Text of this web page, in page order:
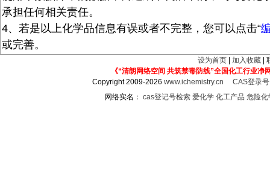
承担任何相关责任。
4、若是以上化学品信息有误或者不完整，您可以点击“
或完善。
设为首页 加入收藏
《“清朗网络空间 共筑禁毒防线”全国化工行业净
Copyright 2009-2026www.ichemistry.cn
CAS登录
网络实名： cas登记号检索 爱化学 化工产品 危险化